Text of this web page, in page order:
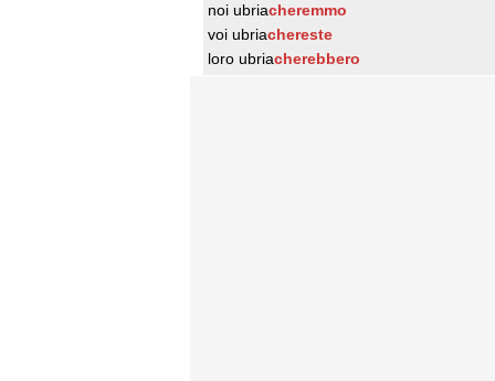
noi ubriacheremmo
voi ubriachereste
loro ubriacherebbero